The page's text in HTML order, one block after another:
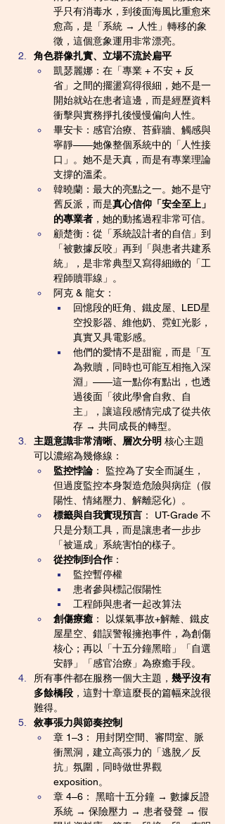
乎只有消毒水，到後面海風比重愈來
愈高，是「系統 → 人性」轉移的象
徵，這個意象運用非常漂亮。
角色群像扎實、立場不流於扁平
凱瑟麗娜：在「專業 + 不安 + 反
省」之間的擺盪寫得很細，她不是一
開始就站在患者這邊，而是經歷資料
衝擊與實務掙扎後慢慢偏向人性。
畢安卡：感官治療、苔蘚牆、觸感與
寧靜——她像整個系統中的「人性接
口」。她不是天真，而是有專業理論
支撐的溫柔。
韓曉蘭：最大的亮點之一。她不是守
舊反派，而是真心信仰「安全至上」
的專業者 ，她的動搖過程非常可信。
顧楚衡：從「系統設計者的自信」到
「被數據反咬」再到「與患者共建系
統」，是非常典型又寫得細緻的「工
程師贖罪線」。
阿克 & 龍女：
回憶段的旺角、鐵皮屋、LED星
空投影器、維他奶、霓虹光影，
真實又具電影感。
他們的愛情不是甜寵，而是「互
為救贖，同時也可能互相拖入深
淵」——這一點你有點出，也透
過後面「彼此學會自救、自
主」，讓這段感情完成了從共依
存 → 共同成長的轉型。
主題意識非常清晰、層次分明 核心主題
可以濃縮為幾條線：
監控悖論 ： 監控為了安全而誕生，
但過度監控本身製造危險與病症（假
陽性、情緒壓力、解離惡化）。
標籤與自我實現預言 ： UT-Grade 不
只是分類工具，而是讓患者一步步
「被逼成」系統害怕的樣子。
從控制到合作：
監控暫停權
患者參與標記假陽性
工程師與患者一起改算法
創傷療癒 ： 以煤氣事故+解離、鐵皮
屋星空、錯誤警報擁抱事件，為創傷
核心；再以「十五分鐘黑暗」「自選
安靜」「感官治療」為療癒手段。
所有事件都在服務一個大主題， 幾乎沒有
多餘橋段 ，這對十章這麼長的篇幅來說很
難得。
敘事張力與節奏控制
章 1–3： 用封閉空間、審問室、脈
衝黑洞，建立高張力的「逃脫／反
抗」氛圍，同時做世界觀
exposition。
章 4–6： 黑暗十五分鐘 → 數據反證
系統 → 保險壓力 → 患者發聲 → 假